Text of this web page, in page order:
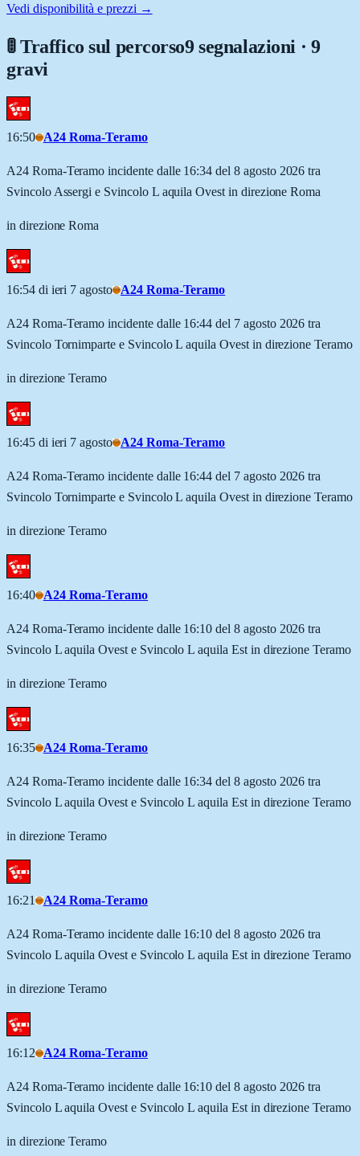
Vedi disponibilità e prezzi →
🚦 Traffico sul percorso9 segnalazioni · 9
gravi
16:50 A24 Roma-Teramo
A24 Roma-Teramo incidente dalle 16:34 del 8 agosto 2026 tra
Svincolo Assergi e Svincolo L aquila Ovest in direzione Roma
in direzione Roma
16:54 di ieri 7 agosto A24 Roma-Teramo
A24 Roma-Teramo incidente dalle 16:44 del 7 agosto 2026 tra
Svincolo Tornimparte e Svincolo L aquila Ovest in direzione Teramo
in direzione Teramo
16:45 di ieri 7 agosto A24 Roma-Teramo
A24 Roma-Teramo incidente dalle 16:44 del 7 agosto 2026 tra
Svincolo Tornimparte e Svincolo L aquila Ovest in direzione Teramo
in direzione Teramo
16:40 A24 Roma-Teramo
A24 Roma-Teramo incidente dalle 16:10 del 8 agosto 2026 tra
Svincolo L aquila Ovest e Svincolo L aquila Est in direzione Teramo
in direzione Teramo
16:35 A24 Roma-Teramo
A24 Roma-Teramo incidente dalle 16:34 del 8 agosto 2026 tra
Svincolo L aquila Ovest e Svincolo L aquila Est in direzione Teramo
in direzione Teramo
16:21 A24 Roma-Teramo
A24 Roma-Teramo incidente dalle 16:10 del 8 agosto 2026 tra
Svincolo L aquila Ovest e Svincolo L aquila Est in direzione Teramo
in direzione Teramo
16:12 A24 Roma-Teramo
A24 Roma-Teramo incidente dalle 16:10 del 8 agosto 2026 tra
Svincolo L aquila Ovest e Svincolo L aquila Est in direzione Teramo
in direzione Teramo